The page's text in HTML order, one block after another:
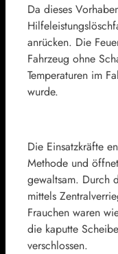
Da dieses
anrücken. Die
Fahrzeug ohne
Temperaturen im
wurde.
Die Einsatzkräfte
Methode und
gewaltsam. Durch
mittels
Frauchen waren
die kaputte
verschlossen.